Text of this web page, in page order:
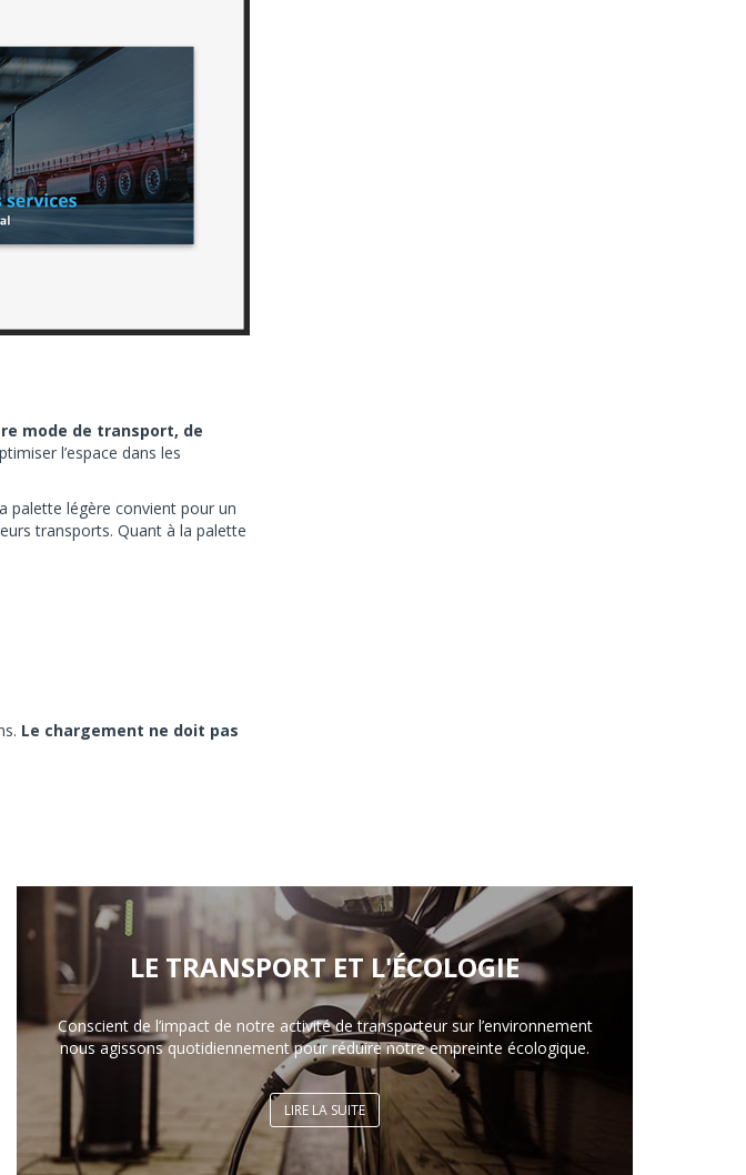
mode de transport, de
l’espace dans les
palette légère convient pour un
transports. Quant à la palette
Le chargement ne doit pas
LE TRANSPORT ET L'ÉCOLOGIE
Conscient de l’impact de notre activité de transporteur sur l’environnement
nous agissons quotidiennement pour réduire notre empreinte écologique.
LIRE LA SUITE